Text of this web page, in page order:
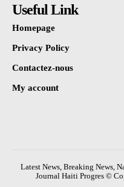
Useful Link
Homepage
Privacy Policy
Contactez-nous
My account
Latest News, Breaking News,
Journal Haiti Progres ©